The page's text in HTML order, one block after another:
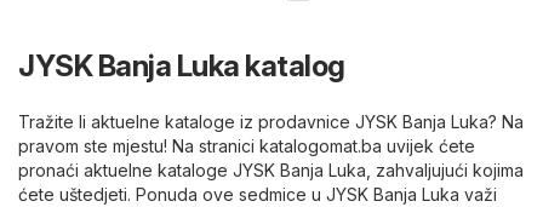
JYSK Banja Luka katalog
Tražite li aktuelne kataloge iz prodavnice JYSK Banja Luka? Na
pravom ste mjestu! Na stranici katalogomat.ba uvijek ćete
pronaći aktuelne kataloge JYSK Banja Luka, zahvaljujući kojima
ćete uštedjeti. Ponuda ove sedmice u JYSK Banja Luka važi